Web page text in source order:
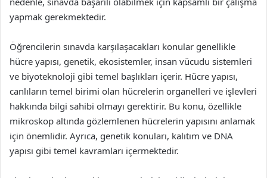
yapmak gerekmektedir.
Öğrencilerin sınavda karşılaşacakları konular genellikle
hücre yapısı, genetik, ekosistemler, insan vücudu sistemleri
ve biyoteknoloji gibi temel başlıkları içerir. Hücre yapısı,
canlıların temel birimi olan hücrelerin organelleri ve işlevleri
hakkında bilgi sahibi olmayı gerektirir. Bu konu, özellikle
mikroskop altında gözlemlenen hücrelerin yapısını anlamak
için önemlidir. Ayrıca, genetik konuları, kalıtım ve DNA
yapısı gibi temel kavramları içermektedir.